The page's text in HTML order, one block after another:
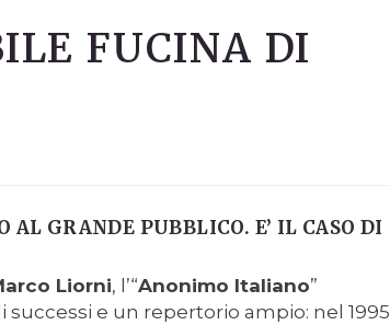
FUCINA DI
GRANDE PUBBLICO. E’ IL CASO DI
Liorni, l’“Anonimo Italiano”
e un repertorio ampio: nel 1995